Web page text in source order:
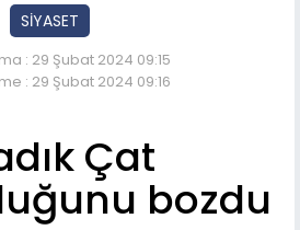
SİYASET
: 29 Şubat 2024 09:15
: 29 Şubat 2024 09:16
Çat
bozdu